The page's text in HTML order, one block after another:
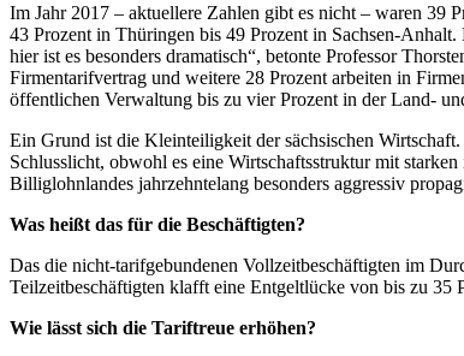
Im Jahr 2017 – aktuellere Zahlen gibt es nicht – waren 39
43 Prozent in Thüringen bis 49 Prozent in Sachsen-
hier ist es besonders dramatisch“, betonte Professor
Firmentarifvertrag und weitere 28 Prozent arbeiten in
öffentlichen Verwaltung bis zu vier Prozent in der Land-
Ein Grund ist die Kleinteiligkeit der sächsischen
Schlusslicht, obwohl es eine Wirtschaftsstruktur mit
Billiglohnlandes jahrzehntelang besonders aggressiv
Was heißt das für die Beschäftigten?
Das die nicht-tarifgebundenen Vollzeitbeschäftigten im
Teilzeitbeschäftigten klafft eine Entgeltlücke von bis zu 35
Wie lässt sich die Tariftreue erhöhen?